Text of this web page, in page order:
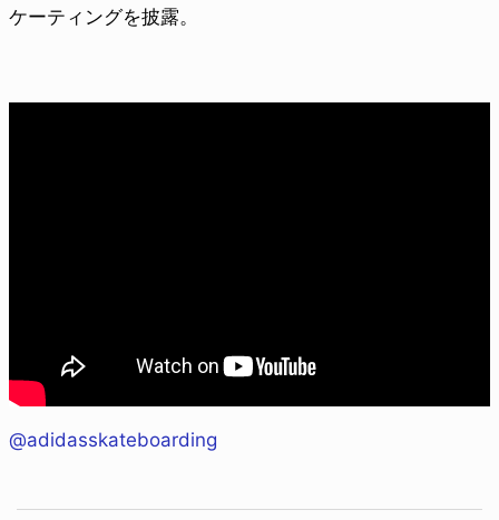
ケーティングを披露。
@adidasskateboarding